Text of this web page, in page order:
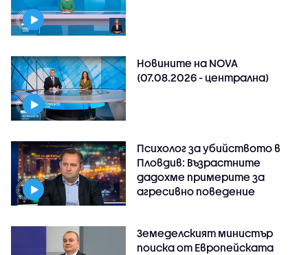
Новините на NOVA
(07.08.2026 - централна)
Психолог за убийството в
Пловдив: Възрастните
дадохме примерите за
агресивно поведение
Земеделският министър
поиска от Европейската